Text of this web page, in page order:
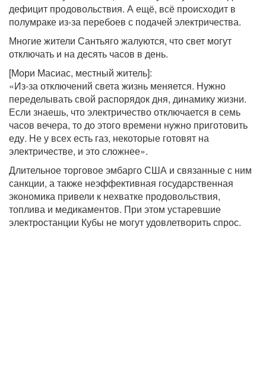
дефицит продовольствия. А ещё, всё происходит в
полумраке из-за перебоев с подачей электричества.
Многие жители Сантьяго жалуются, что свет могут
отключать и на десять часов в день.
[Мори Масиас, местный житель]:
«Из-за отключений света жизнь меняется. Нужно
переделывать свой распорядок дня, динамику жизни.
Если знаешь, что электричество отключается в семь
часов вечера, то до этого времени нужно приготовить
еду. Не у всех есть газ, некоторые готовят на
электричестве, и это сложнее».
Длительное торговое эмбарго США и связанные с ним
санкции, а также неэффективная государственная
экономика привели к нехватке продовольствия,
топлива и медикаментов. При этом устаревшие
электростанции Кубы не могут удовлетворить спрос.